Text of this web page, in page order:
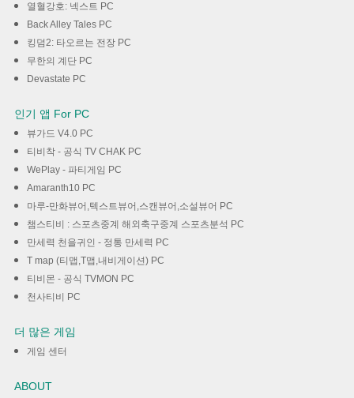
열혈강호: 넥스트 PC
Back Alley Tales PC
킹덤2: 타오르는 전장 PC
무한의 계단 PC
Devastate PC
인기 앱 For PC
뷰가드 V4.0 PC
티비착 - 공식 TV CHAK PC
WePlay - 파티게임 PC
Amaranth10 PC
마루-만화뷰어,텍스트뷰어,스캔뷰어,소설뷰어 PC
챔스티비 : 스포츠중계 해외축구중계 스포츠분석 PC
만세력 천을귀인 - 정통 만세력 PC
T map (티맵,T맵,내비게이션) PC
티비몬 - 공식 TVMON PC
천사티비 PC
더 많은 게임
게임 센터
ABOUT